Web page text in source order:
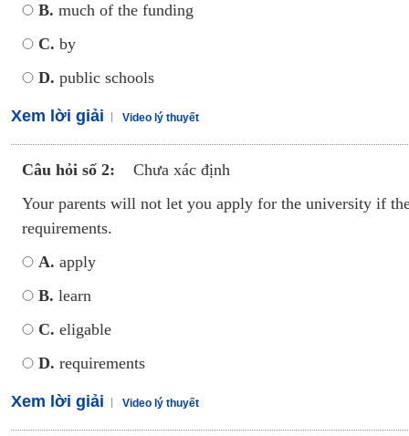
B. much of the funding
C. by
D. public schools
Xem lời giải Video lý thuyết
Câu hỏi số 2:
Chưa xác định
Your parents will not let you apply for the university if
requirements.
A. apply
B. learn
C. eligable
D. requirements
Xem lời giải Video lý thuyết